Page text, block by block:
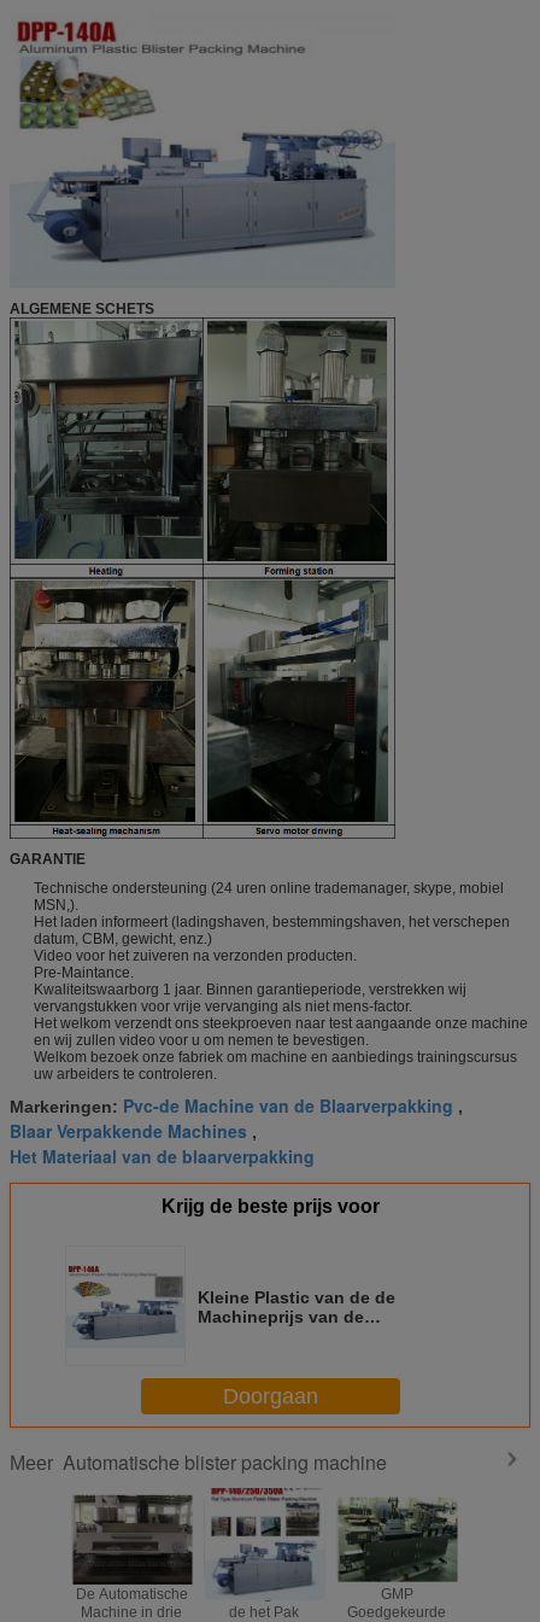
ALGEMENE SCHETS
GARANTIE
Technische ondersteuning (24 uren online trademanager, skype, mobiel
MSN,).
Het laden informeert (ladingshaven, bestemmingshaven, het verschepen
datum, CBM, gewicht, enz.)
Video voor het zuiveren na verzonden producten.
Pre-Maintance.
Kwaliteitswaarborg 1 jaar. Binnen garantieperiode, verstrekken wij
vervangstukken voor vrije vervanging als niet mens-factor.
Het welkom verzendt ons steekproeven naar test aangaande onze machine
en wij zullen video voor u om nemen te bevestigen.
Welkom bezoek onze fabriek om machine en aanbiedings trainingscursus
uw arbeiders te controleren.
Markeringen: Pvc-de Machine van de Blaarverpakking ,
Blaar Verpakkende Machines ,
Het Materiaal van de blaarverpakking
Krijg de beste prijs voor
Kleine Plastic van de de
Machineprijs van de
Verpakkende Machines
Doorgaan
Meer Automatische blister packing machine
De Automatische
Machine in drie
Ce-Energie - van
de het Pak
GMP
Goedgekeurde